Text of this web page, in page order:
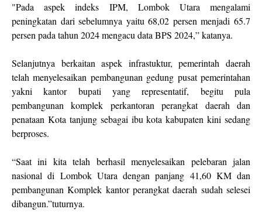
"Pada aspek indeks IPM, Lombok Utara mengalami
peningkatan dari sebelumnya yaitu 68,02 persen menjadi 65.7
persen pada tahun 2024 mengacu data BPS 2024,” katanya.
Selanjutnya berkaitan aspek infrastuktur, pemerintah daerah
telah menyelesaikan pembangunan gedung pusat pemerintahan
yakni kantor bupati yang representatif, begitu pula
pembangunan komplek perkantoran perangkat daerah dan
penataan Kota tanjung sebagai ibu kota kabupaten kini sedang
berproses.
“Saat ini kita telah berhasil menyelesaikan pelebaran jalan
nasional di Lombok Utara dengan panjang 41,60 KM dan
pembangunan Komplek kantor perangkat daerah sudah selesei
dibangun.”tuturnya.